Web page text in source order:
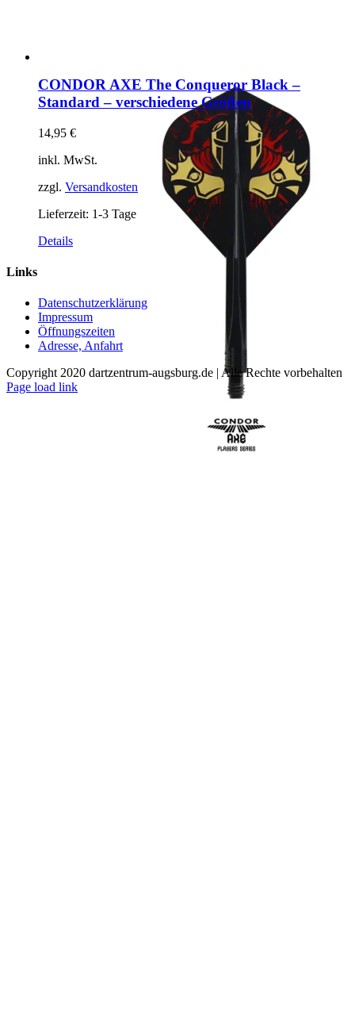
CONDOR AXE The Conqueror Black –
Standard – verschiedene Größen
14,95 €
inkl. MwSt.
zzgl. Versandkosten
Lieferzeit: 1-3 Tage
Dieses
Varianten
auf.
Die
Optionen
können
auf
der
Produktseite
Details
Links
Datenschutzerklärung
Impressum
Öffnungszeiten
Adresse, Anfahrt
Copyright 2020 dartzentrum-augsburg.de | Alle Rechte vorbehalten
Facebook
Instagram
YouTube
Page load link